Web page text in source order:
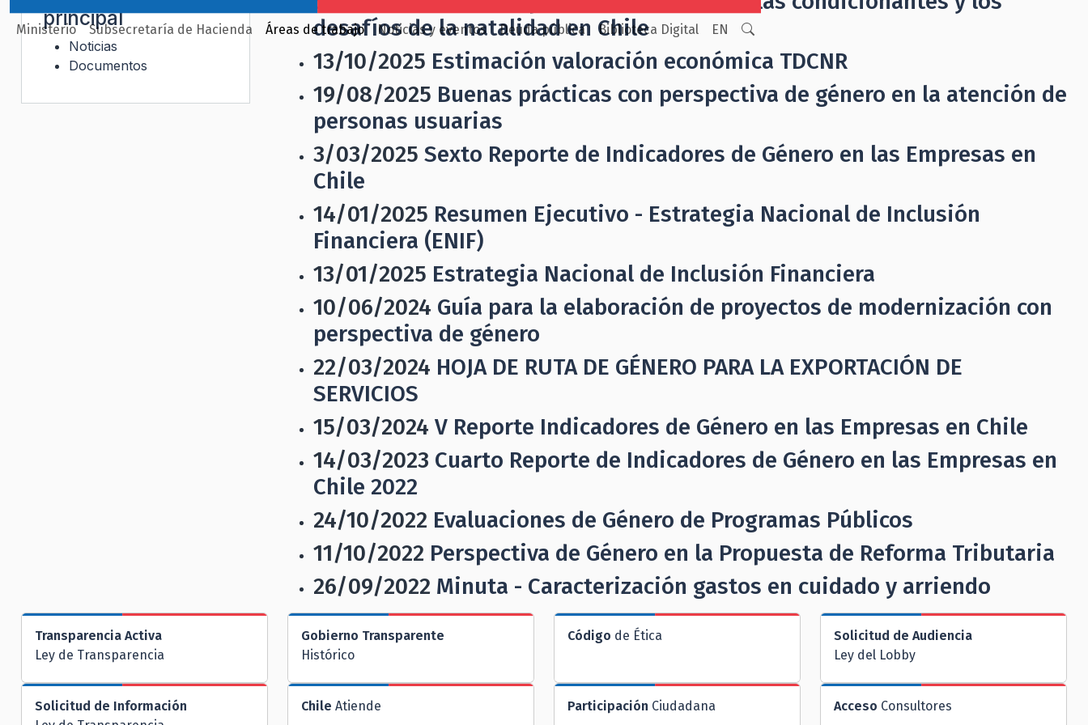
Ministerio Subsecretaría de Hacienda Áreas de trabajo Noticias y eventos Deuda pública Biblioteca Digital EN
desafíos de la natalidad en Chile
13/10/2025 Estimación valoración económica TDCNR
19/08/2025 Buenas prácticas con perspectiva de género en la atención de
personas usuarias
3/03/2025 Sexto Reporte de Indicadores de Género en las Empresas en
Chile
14/01/2025 Resumen Ejecutivo - Estrategia Nacional de Inclusión
Financiera (ENIF)
13/01/2025 Estrategia Nacional de Inclusión Financiera
10/06/2024 Guía para la elaboración de proyectos de modernización con
perspectiva de género
22/03/2024 HOJA DE RUTA DE GÉNERO PARA LA EXPORTACIÓN DE
SERVICIOS
15/03/2024 V Reporte Indicadores de Género en las Empresas en Chile
14/03/2023 Cuarto Reporte de Indicadores de Género en las Empresas en
Chile 2022
24/10/2022 Evaluaciones de Género de Programas Públicos
11/10/2022 Perspectiva de Género en la Propuesta de Reforma Tributaria
26/09/2022 Minuta - Caracterización gastos en cuidado y arriendo
principal
Noticias
Documentos
Transparencia Activa
Ley de Transparencia
Gobierno Transparente
Histórico
Código de Ética
Solicitud de Audiencia
Ley del Lobby
Solicitud de Información
Chile Atiende Participación Ciudadana Acceso Consultores